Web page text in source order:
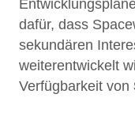
dafür, dass
sekundären
weiterentwickelt
Verfügbarkeit von